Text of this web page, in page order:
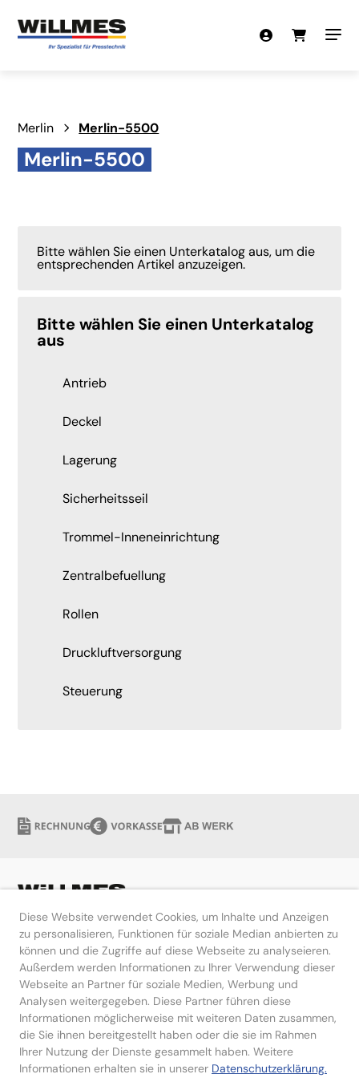
Diese Website verwendet Cookies, um Inhalte und Anzeigen
zu personalisieren, Funktionen für soziale Median anbierten zu
können und die Zugriffe auf diese Webseite zu analyseieren.
Außerdem werden Informationen zu Ihrer Verwendung dieser
Webseite an Partner für soziale Medien, Werbung und
Analysen weitergegeben. Diese Partner führen diese
Informationen möglicherweise mit weiteren Daten zusammen,
die Sie ihnen bereitgestellt haben oder die sie im Rahmen
Ihrer Nutzung der Dienste gesammelt haben. Weitere
Informationen erhalten sie in unserer Datenschutzerklärung.
Merlin Merlin-5500
Merlin-5500
Bitte wählen Sie einen Unterkatalog aus, um die
entsprechenden Artikel anzuzeigen.
Bitte wählen Sie einen Unterkatalog
aus
Antrieb
Deckel
Lagerung
Sicherheitsseil
Trommel-Inneneinrichtung
Zentralbefuellung
Rollen
Druckluftversorgung
Steuerung
Hilfe
Kontakt
Impressum Datenschutzerklärung